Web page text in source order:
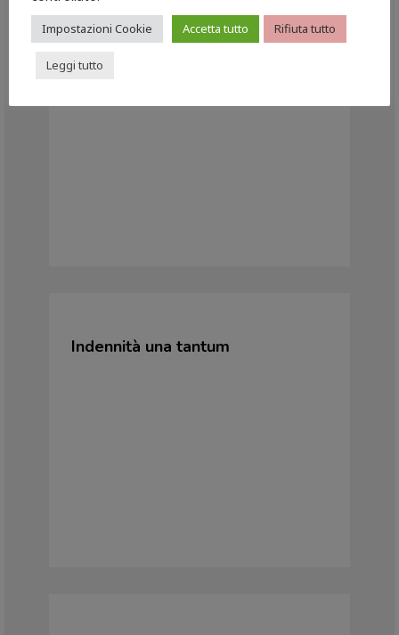
Indennità a favore di lavoratori
co.co.co, stagionali e altri
Indennità una tantum
Impostazioni Cookie Accetta tutto Rifiuta tutto
Leggi tutto